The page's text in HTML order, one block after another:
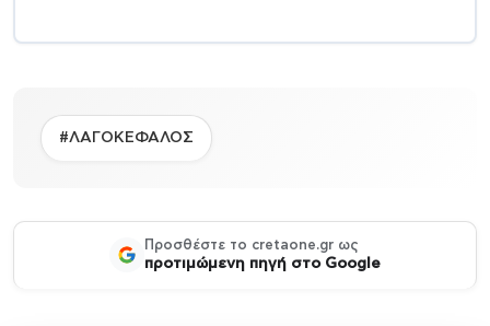
#ΛΑΓΟΚΕΦΑΛΟΣ
Προσθέστε το cretaone.gr ως
προτιμώμενη πηγή στο Google